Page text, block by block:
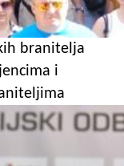
branitelja
i